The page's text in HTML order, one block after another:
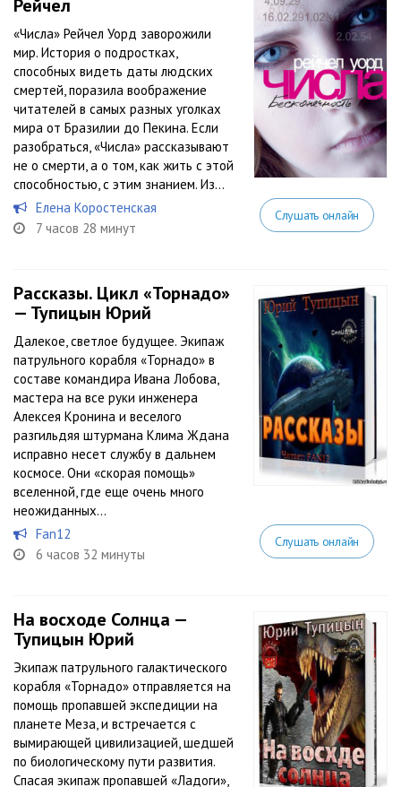
Рейчел
«Числа» Рейчел Уорд заворожили
мир. История о подростках,
способных видеть даты людских
смертей, поразила воображение
читателей в самых разных уголках
мира от Бразилии до Пекина. Если
разобраться, «Числа» рассказывают
не о смерти, а о том, как жить с этой
способностью, с этим знанием. Из...
Елена Коростенская
7 часов 28 минут
Слушать онлайн
Рассказы. Цикл «Торнадо»
— Тупицын Юрий
Далекое, светлое будущее. Экипаж
патрульного корабля «Торнадо» в
составе командира Ивана Лобова,
мастера на все руки инженера
Алексея Кронина и веселого
разгильдяя штурмана Клима Ждана
исправно несет службу в дальнем
космосе. Они «скорая помощь»
вселенной, где еще очень много
неожиданных...
Fan12
6 часов 32 минуты
Слушать онлайн
На восходе Солнца —
Тупицын Юрий
Экипаж патрульного галактического
корабля «Торнадо» отправляется на
помощь пропавшей экспедиции на
планете Меза, и встречается с
вымирающей цивилизацией, шедшей
по биологическому пути развития.
Спасая экипаж пропавшей «Ладоги»,